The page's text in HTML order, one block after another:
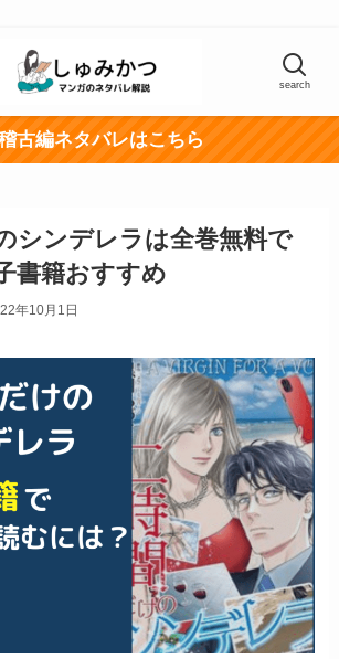
search
古編ネタバレはこちら
シンデレラは全巻無料で
書籍おすすめ
年10月1日